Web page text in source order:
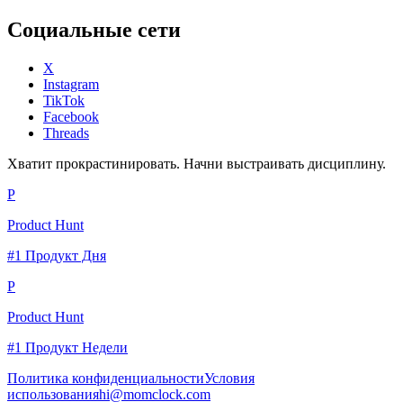
Социальные сети
X
Instagram
TikTok
Facebook
Threads
Хватит прокрастинировать. Начни выстраивать дисциплину.
P
Product Hunt
#1 Продукт Дня
P
Product Hunt
#1 Продукт Недели
Политика конфиденциальностиУсловия
использованияhi@momclock.com